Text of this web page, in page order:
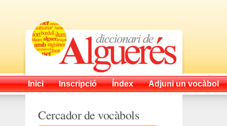
Inici Inscripció Índex Adjuni un vocàbol
Cercador de vocàbols